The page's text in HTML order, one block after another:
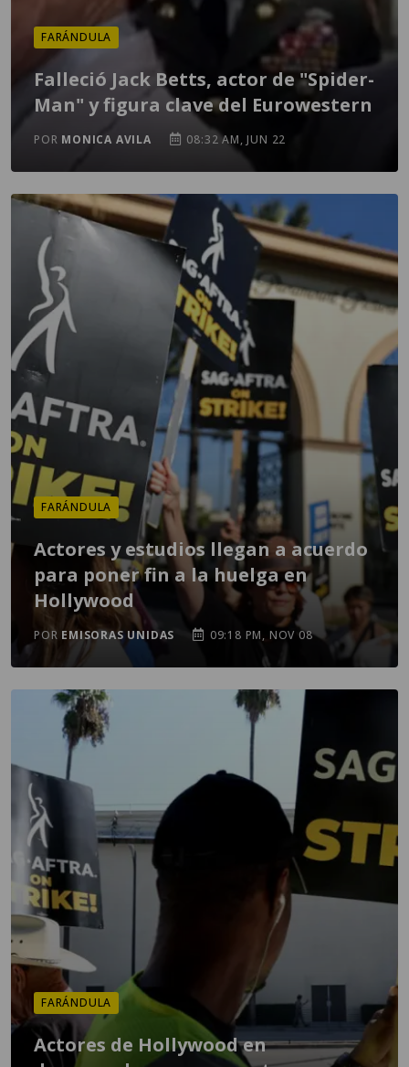
FARÁNDULA
Falleció Jack Betts, actor de "Spider-
Man" y figura clave del Eurowestern
POR MONICA AVILA 08:32 AM, JUN 22
FARÁNDULA
Actores y estudios llegan a acuerdo
para poner fin a la huelga en
Hollywood
POR EMISORAS UNIDAS 09:18 PM, NOV 08
FARÁNDULA
Actores de Hollywood en